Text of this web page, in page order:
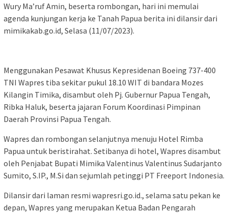
Wury Ma’ruf Amin, beserta rombongan, hari ini memulai
agenda kunjungan kerja ke Tanah Papua berita ini dilansir dari
mimikakab.go.id, Selasa (11/07/2023).
Menggunakan Pesawat Khusus Kepresidenan Boeing 737-400
TNI Wapres tiba sekitar pukul 18.10 WIT di bandara Mozes
Kilangin Timika, disambut oleh Pj. Gubernur Papua Tengah,
Ribka Haluk, beserta jajaran Forum Koordinasi Pimpinan
Daerah Provinsi Papua Tengah.
Wapres dan rombongan selanjutnya menuju Hotel Rimba
Papua untuk beristirahat. Setibanya di hotel, Wapres disambut
oleh Penjabat Bupati Mimika Valentinus Valentinus Sudarjanto
Sumito, S.IP., M.Si dan sejumlah petinggi PT Freeport Indonesia.
Dilansir dari laman resmi wapresri.go.id., selama satu pekan ke
depan, Wapres yang merupakan Ketua Badan Pengarah